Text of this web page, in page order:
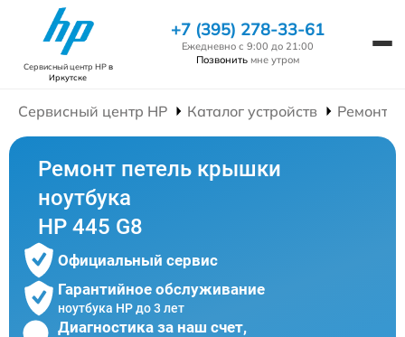
Сервисный центр HPв
Иркутске
+7 (395) 278-33-61
Ежедневно с 9:00 до 21:00
Позвонить мне утром
Сервисный центр HP Каталог устройств Ремонт
Ремонт петель крышки
ноутбука
HP 445 G8
Официальный сервис
Гарантийное обслуживание
ноутбука HP до 3 лет
Диагностика за наш счет,